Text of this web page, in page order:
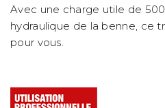
Avec une charge utile de
hydraulique de la benne, ce
pour vous.